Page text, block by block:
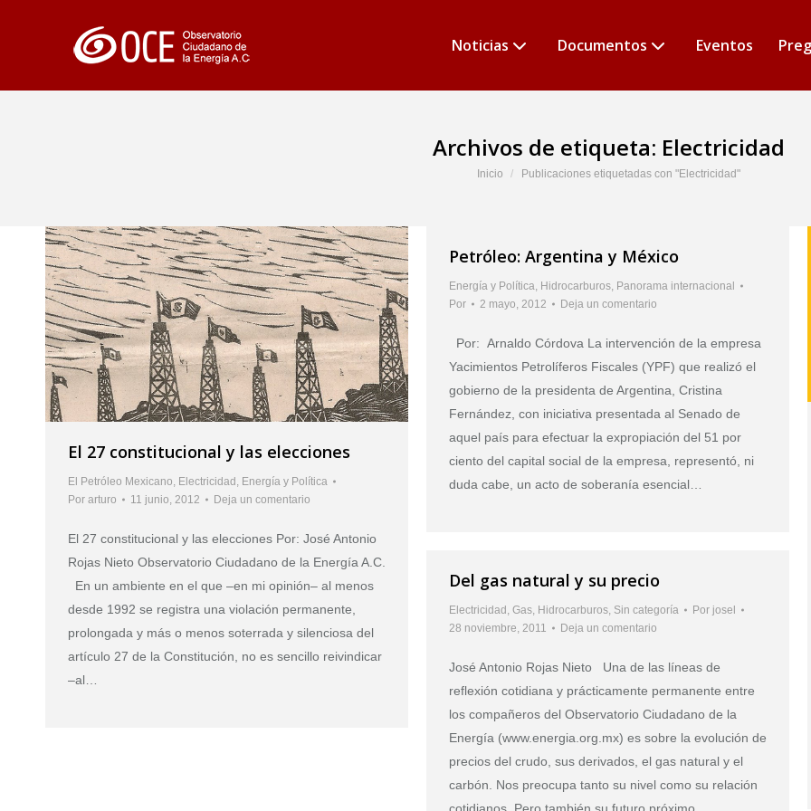
Noticias Documentos Eventos
Archivos de etiqueta: Electricidad
Estás aquí:
Inicio Publicaciones etiquetadas con "Electricidad"
El 27 constitucional y las elecciones
El Petróleo Mexicano, Electricidad , Energía y Política
Por arturo 11 junio, 2012 Deja un comentario
El 27 constitucional y las elecciones Por: José Antonio
Rojas Nieto Observatorio Ciudadano de la Energía A.C.
En un ambiente en el que –en mi opinión– al menos
desde 1992 se registra una violación permanente,
prolongada y más o menos soterrada y silenciosa del
artículo 27 de la Constitución, no es sencillo reivindicar
–al…
Petróleo: Argentina y México
Energía y Política, Hidrocarburos, Panorama internacional
Por
2 mayo, 2012 Deja un comentario
Por: Arnaldo Córdova La intervención de la empresa
Yacimientos Petrolíferos Fiscales (YPF) que realizó el
gobierno de la presidenta de Argentina, Cristina
Fernández, con iniciativa presentada al Senado de
aquel país para efectuar la expropiación del 51 por
ciento del capital social de la empresa, representó, ni
duda cabe, un acto de soberanía esencial…
Del gas natural y su precio
Electricidad , Gas, Hidrocarburos, Sin categoría Por josel
28 noviembre, 2011
Deja un comentario
José Antonio Rojas Nieto Una de las líneas de
reflexión cotidiana y prácticamente permanente entre
los compañeros del Observatorio Ciudadano de la
Energía (www.energia.org.mx) es sobre la evolución de
precios del crudo, sus derivados, el gas natural y el
carbón. Nos preocupa tanto su nivel como su relación